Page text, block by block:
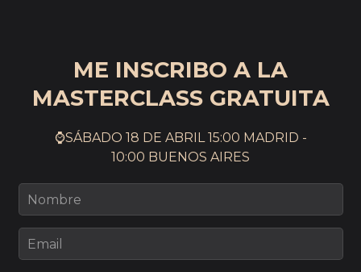
ME INSCRIBO A LA
MASTERCLASS GRATUITA
⌚️SÁBADO 18 DE ABRIL 15:00 MADRID -
10:00 BUENOS AIRES